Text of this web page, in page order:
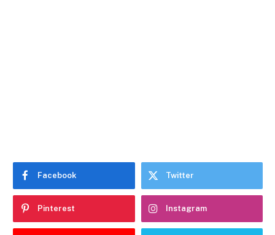
Facebook Twitter
Pinterest Instagram